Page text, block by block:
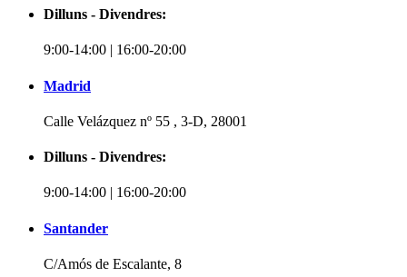
Dilluns - Divendres:
9:00-14:00 | 16:00-20:00
Madrid
Calle Velázquez nº 55 , 3-D, 28001
Dilluns - Divendres:
9:00-14:00 | 16:00-20:00
Santander
C/Amós de Escalante, 8